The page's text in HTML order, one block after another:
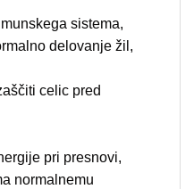
sistema,
delovanje žil,
celic pred
pri presnovi,
normalnemu